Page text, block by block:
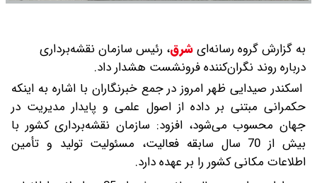
به گزارش گروه رسانه‌ایشرق، رئیس سازمان نقشه‌برداری
درباره روند نگران‌کننده فرونشست هشدار داد.
اسکندر صیدایی ظهر امروز در جمع خبرنگاران با اشاره به اینکه
حکمرانی مبتنی بر داده از اصول علمی و پایدار مدیریت در
جهان محسوب می‌شود، افزود: سازمان نقشه‌برداری کشور با
بیش از 70 سال سابقه فعالیت، مسئولیت تولید و تأمین
اطلاعات مکانی کشور را بر عهده دارد.